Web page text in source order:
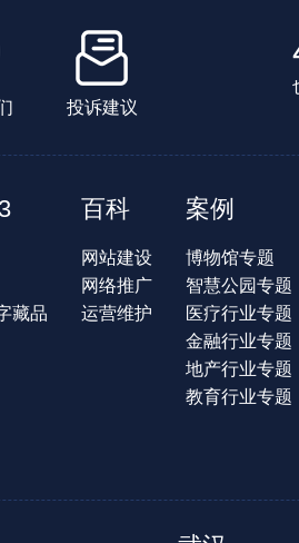
投诉建议
藏品
百科
网站建设
网络推广
运营维护
案例
博物馆专题
智慧公园专题
医疗行业专题
金融行业专题
地产行业专题
教育行业专题